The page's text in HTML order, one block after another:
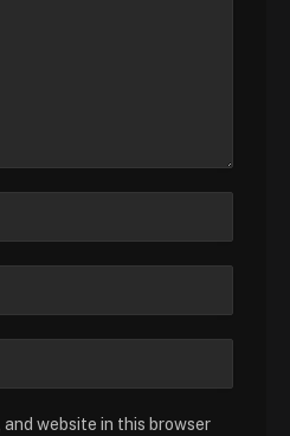
and website in this browser